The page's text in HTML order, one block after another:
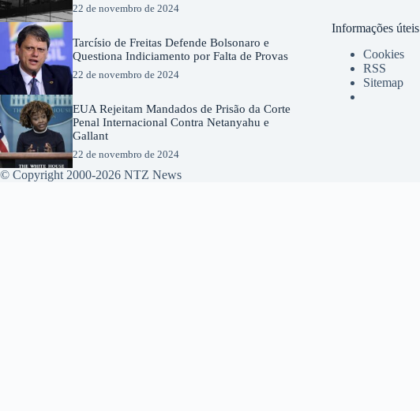
22 de novembro de 2024
Tarcísio de Freitas Defende Bolsonaro e
Questiona Indiciamento por Falta de Provas
22 de novembro de 2024
EUA Rejeitam Mandados de Prisão da Corte
Penal Internacional Contra Netanyahu e
Gallant
22 de novembro de 2024
Informações úteis
Cookies
RSS
Sitemap
© Copyright 2000-2026 NTZ News